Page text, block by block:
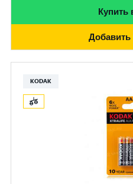
Купить
Добавить
KODAK